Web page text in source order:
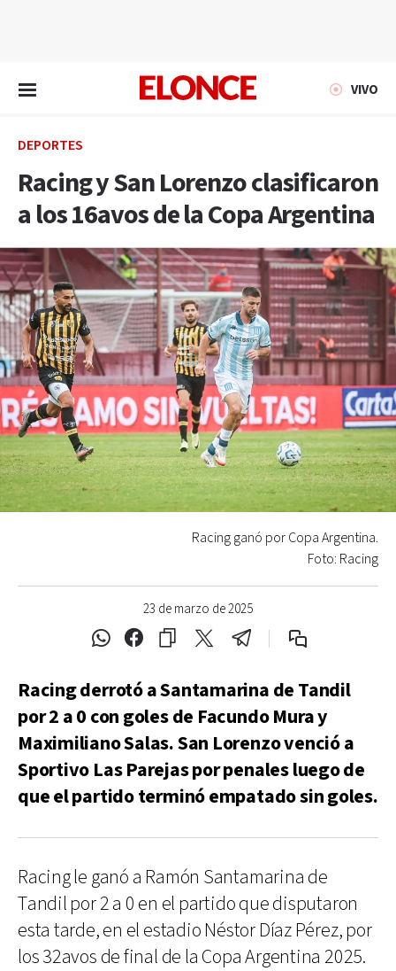
VIVO
DEPORTES
Racing y San Lorenzo clasificaron
a los 16avos de la Copa Argentina
23 de marzo de 2025
Racing ganó por Copa Argentina.
Foto: Racing
Racing derrotó a Santamarina de Tandil
por 2 a 0 con goles de Facundo Mura y
Maximiliano Salas. San Lorenzo venció a
Sportivo Las Parejas por penales luego de
que el partido terminó empatado sin goles.
Racing le ganó a Ramón Santamarina de
Tandil por 2 a 0 en el partido que disputaron
esta tarde, en el estadio Néstor Díaz Pérez, por
los 32avos de final de la Copa Argentina 2025.